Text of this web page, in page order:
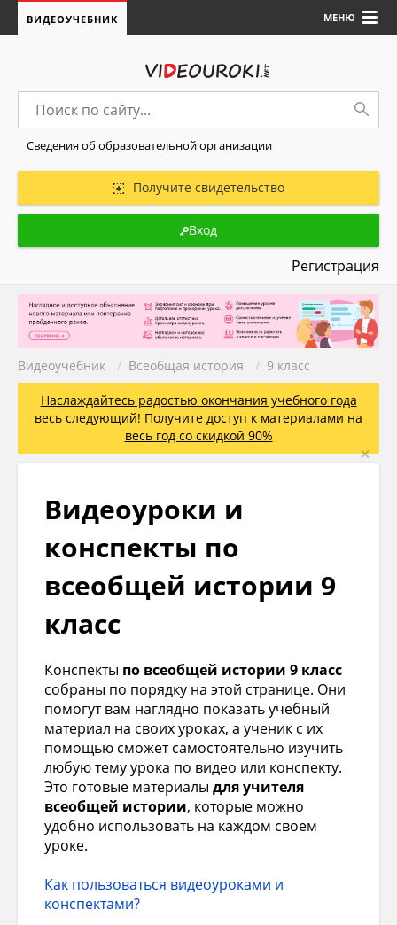
МЕНЮ
ВИДЕОУЧЕБНИК
Сведения об образовательной организации
Получите свидетельство
Вход
Регистрация
Видеоучебник / Всеобщая история / 9 класс
Наслаждайтесь радостью окончания учебного года
весь следующий! Получите доступ к материалами на
весь год со скидкой 90%
×
Видеоуроки и
конспекты по
всеобщей истории 9
класс
Конспекты по всеобщей истории 9 класс
собраны по порядку на этой странице. Они
помогут вам наглядно показать учебный
материал на своих уроках, а ученик с их
помощью сможет самостоятельно изучить
любую тему урока по видео или конспекту.
Это готовые материалы для учителя
всеобщей истории, которые можно
удобно использовать на каждом своем
уроке.
Как пользоваться видеоуроками и
конспектами?